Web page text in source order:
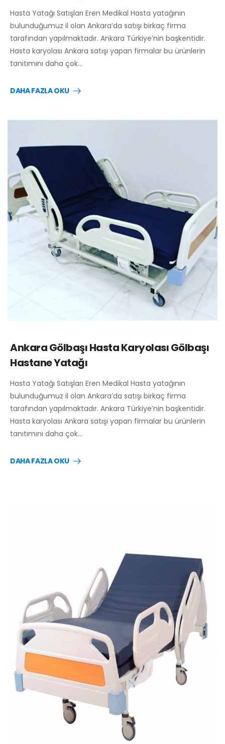
Hasta Yatağı Satışları Eren Medikal Hasta yatağının
bulunduğumuz il olan Ankara’da satışı birkaç firma
tarafından yapılmaktadır. Ankara Türkiye’nin başkentidir.
Hasta karyolası Ankara satışı yapan firmalar bu ürünlerin
tanıtımını daha çok…
DAHA FAZLA OKU
Ankara Gölbaşı Hasta Karyolası Gölbaşı
Hastane Yatağı
Hasta Yatağı Satışları Eren Medikal Hasta yatağının
bulunduğumuz il olan Ankara’da satışı birkaç firma
tarafından yapılmaktadır. Ankara Türkiye’nin başkentidir.
Hasta karyolası Ankara satışı yapan firmalar bu ürünlerin
tanıtımını daha çok…
DAHA FAZLA OKU